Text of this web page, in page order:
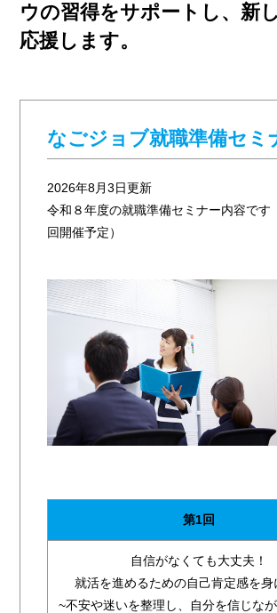
ウの習得をサポートし、新
応援します。
なごジョブ就職準備セミ
2026年8月3日更新
令和８年度の就職準備セミナー内容です
回開催予定）
第1回
自信がなくても大丈夫！
就活を進めるための自己肯定感を身
~不安や迷いを整理し、自分を信じな